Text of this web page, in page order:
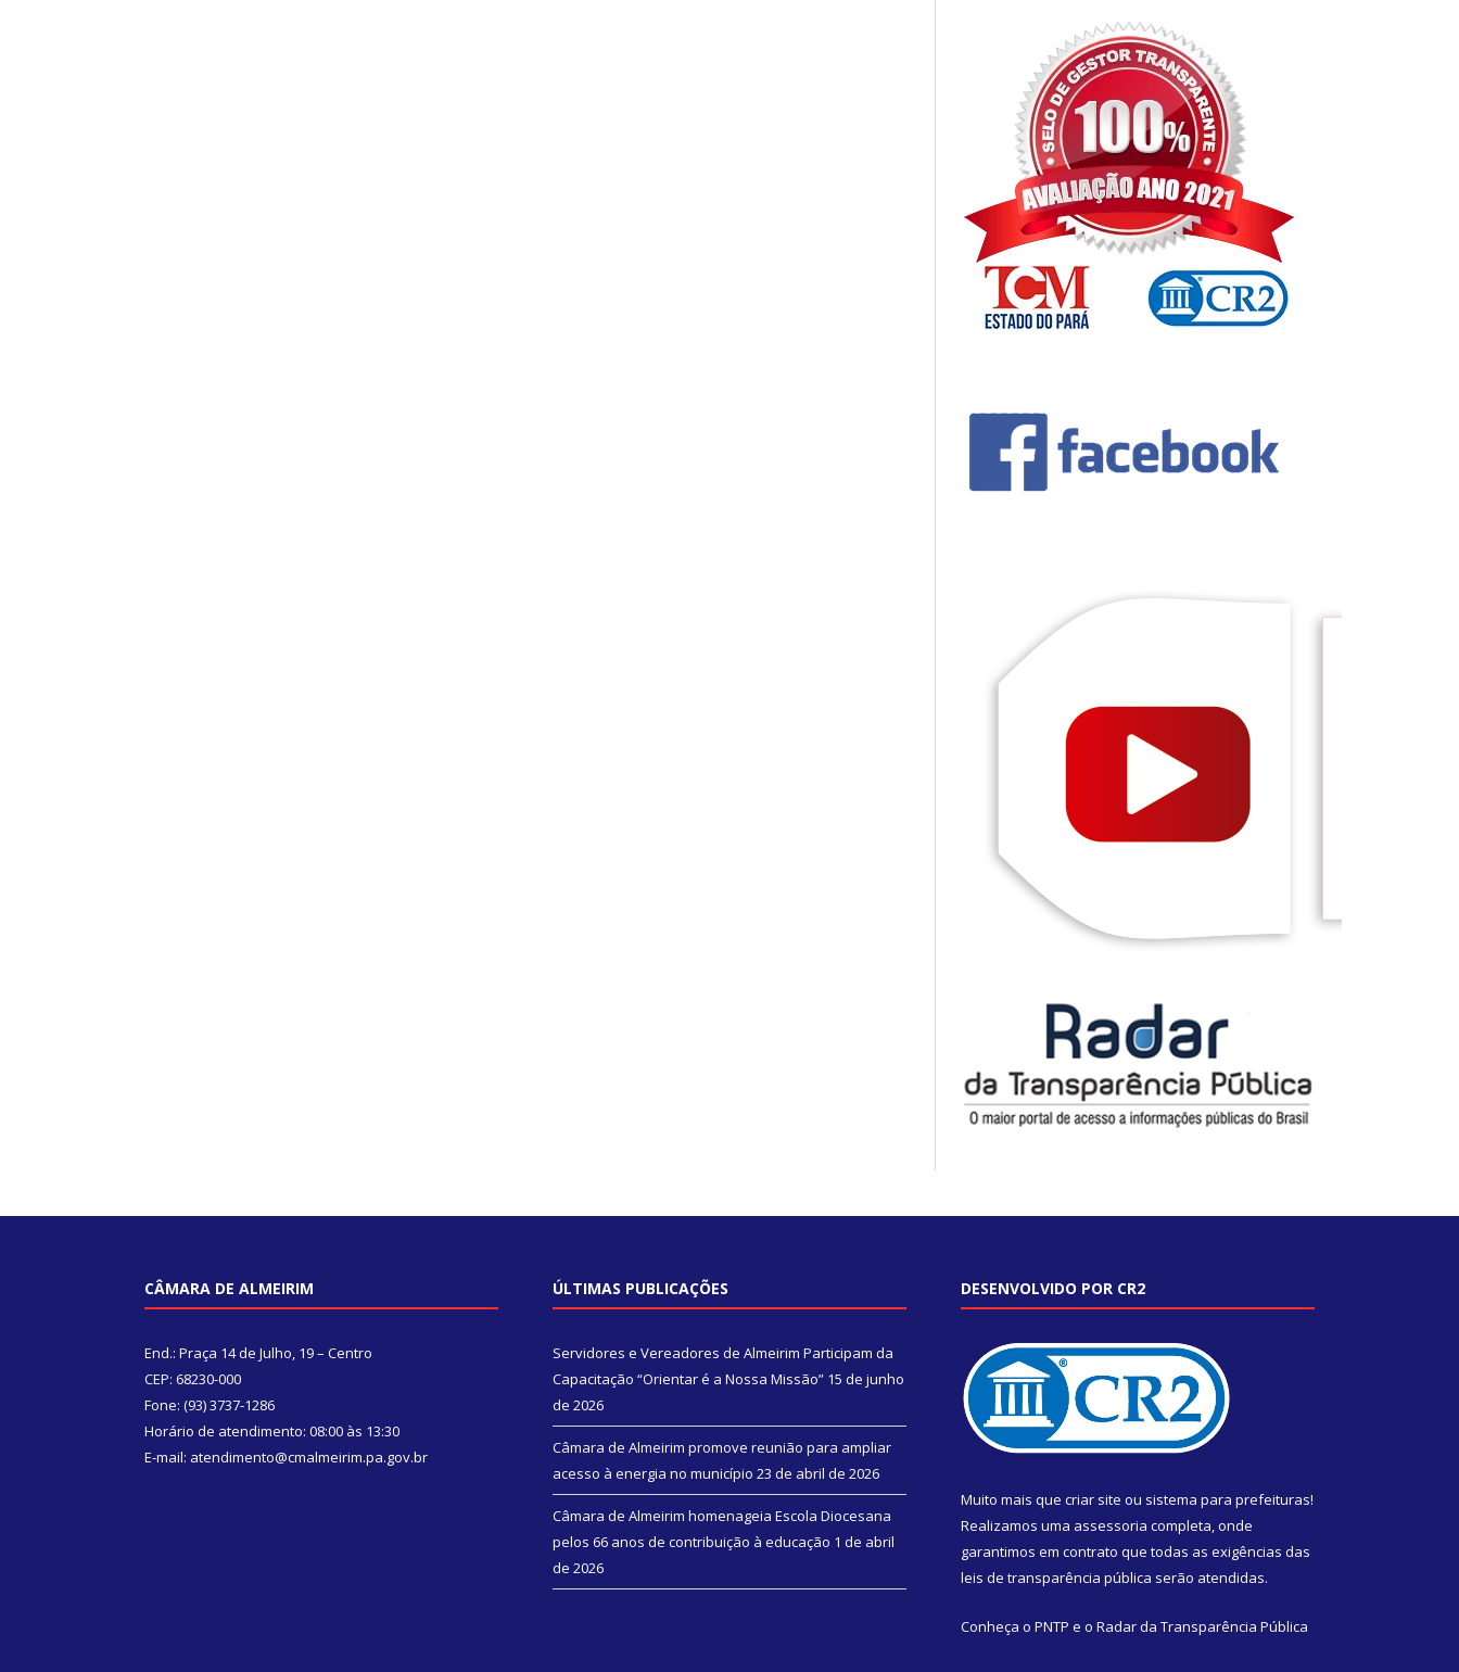
CÂMARA DE ALMEIRIM
End.: Praça 14 de Julho, 19 – Centro
CEP: 68230-000
Fone: (93) 3737-1286
Horário de atendimento: 08:00 às 13:30
E-mail: atendimento@cmalmeirim.pa.gov.br
ÚLTIMAS PUBLICAÇÕES
Servidores e Vereadores de Almeirim Participam da
Capacitação “Orientar é a Nossa Missão” 15 de junho
de 2026
Câmara de Almeirim promove reunião para ampliar
acesso à energia no município 23 de abril de 2026
Câmara de Almeirim homenageia Escola Diocesana
pelos 66 anos de contribuição à educação 1 de abril
de 2026
DESENVOLVIDO POR CR2
Muito mais que criar site ou sistema para prefeituras!
Realizamos uma assessoria completa, onde
garantimos em contrato que todas as exigências das
leis de transparência pública serão atendidas.
Conheça o PNTP e o Radar da Transparência Pública